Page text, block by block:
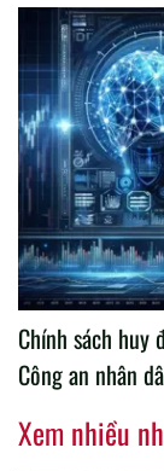
Chính sách huy
Công an nhân
Xem nhiều